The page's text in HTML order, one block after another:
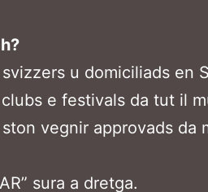
u domiciliads en
e festivals da tut il
vegnir approvads da
sura a dretga.